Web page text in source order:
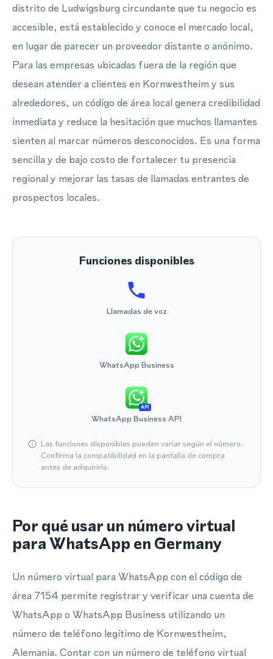
distrito de Ludwigsburg circundante que tu negocio es
accesible, está establecido y conoce el mercado local,
en lugar de parecer un proveedor distante o anónimo.
Para las empresas ubicadas fuera de la región que
desean atender a clientes en Kornwestheim y sus
alrededores, un código de área local genera credibilidad
inmediata y reduce la hesitación que muchos llamantes
sienten al marcar números desconocidos. Es una forma
sencilla y de bajo costo de fortalecer tu presencia
regional y mejorar las tasas de llamadas entrantes de
prospectos locales.
Funciones disponibles
Llamadas de voz
WhatsApp Business
API
WhatsApp Business API
Las funciones disponibles pueden variar según el número.
Confirma la compatibilidad en la pantalla de compra
antes de adquirirlo.
Por qué usar un número virtual
para WhatsApp en Germany
Un número virtual para WhatsApp con el código de
área 7154 permite registrar y verificar una cuenta de
WhatsApp o WhatsApp Business utilizando un
número de teléfono legítimo de Kornwestheim,
Alemania. Contar con un número de teléfono virtual